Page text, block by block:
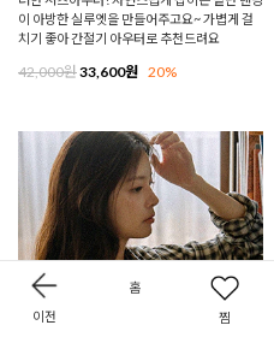
이전
홈
찜
이 아방한 실루엣을 만들어주고요~ 가볍게 걸
치기 좋아 간절기 아우터로 추천드려요
42,000원33,600원 20%